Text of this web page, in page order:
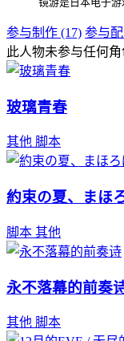
参与制作 (17) 参与
此人物未参与任何
玻璃青春
其他 脚本
約束の夏、まほ
脚本 其他
永不落幕的前奏
其他 脚本